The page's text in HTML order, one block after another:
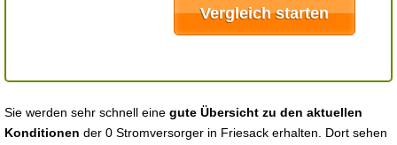
Sie werden sehr schnell eine gute Übersicht zu den aktuellen
Konditionen der 0 Stromversorger in Friesack erhalten. Dort sehen